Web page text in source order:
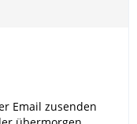
Email zusenden